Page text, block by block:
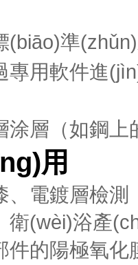
標(biāo)準
專用軟件進
（如鋼上的銅
用
、電鍍層檢測
衛(wèi)浴產
件的陽極氧化